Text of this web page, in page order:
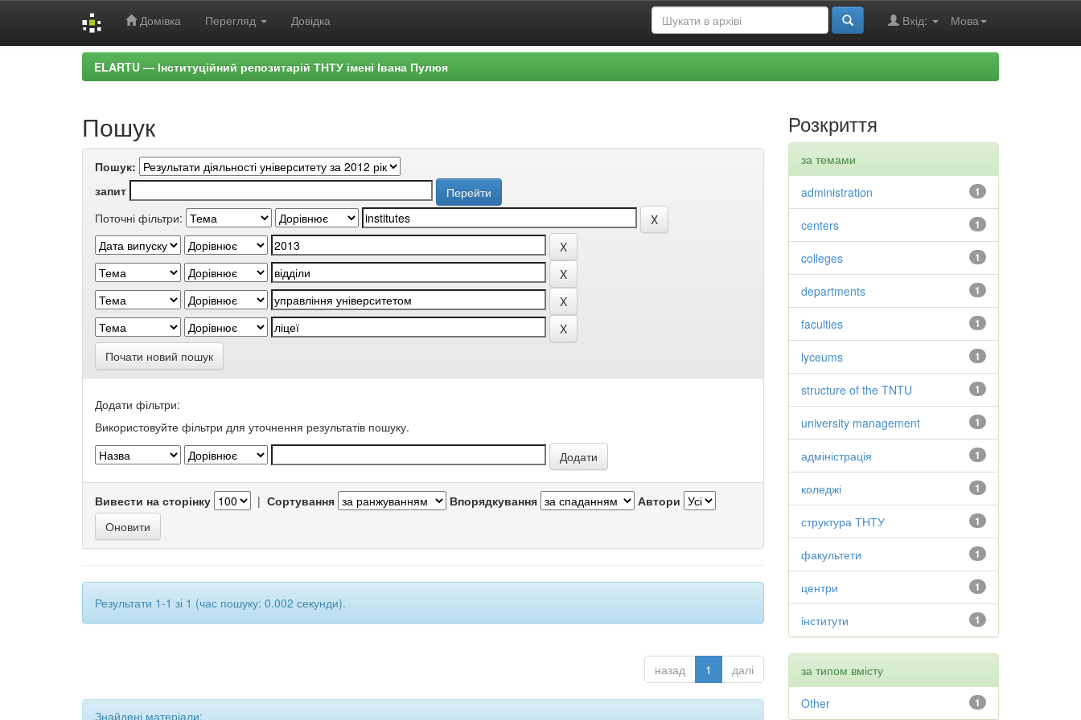
Домівка Перегляд Довідка Мова
Вхід:
ELARTU — Інституційний репозитарій ТНТУ імені Івана Пулюя
Пошук
Пошук:
запит
Поточні фільтри:
Почати новий пошук
Додати фільтри:
Використовуйте фільтри для уточнення результатів пошуку.
Вивести на сторінку | Сортування Впорядкування Автори
Результати 1-1 зі 1 (час пошуку: 0.002 секунди).
назад 1 далі
Знайдені матеріали:
Розкриття
за темами
1
administration
1
centers
1
colleges
1
departments
1
faculties
1
lyceums
1
structure of the TNTU
1
university management
1
адміністрація
1
коледжі
1
структура ТНТУ
1
факультети
1
центри
1
інститути
за типом вмісту
1
Other